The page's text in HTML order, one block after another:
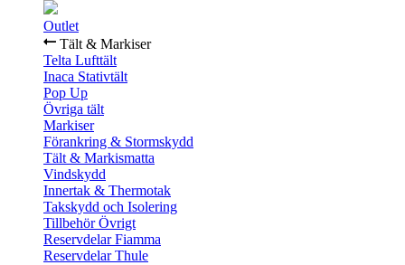
Outlet
Tält & Markiser
Telta Lufttält
Inaca Stativtält
Pop Up
Övriga tält
Markiser
Förankring & Stormskydd
Tält & Markismatta
Vindskydd
Innertak & Thermotak
Takskydd och Isolering
Tillbehör Övrigt
Reservdelar Fiamma
Reservdelar Thule